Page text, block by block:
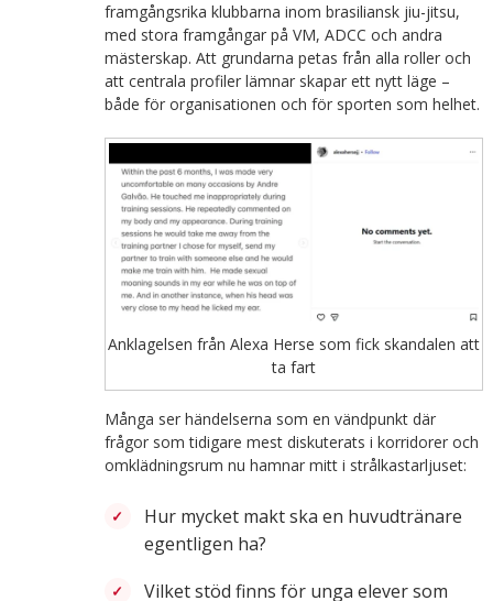
framgångsrika klubbarna inom brasiliansk jiu-jitsu,
med stora framgångar på VM, ADCC och andra
mästerskap. Att grundarna petas från alla roller och
att centrala profiler lämnar skapar ett nytt läge –
både för organisationen och för sporten som helhet.
Anklagelsen från Alexa Herse som fick skandalen att
ta fart
Många ser händelserna som en vändpunkt där
frågor som tidigare mest diskuterats i korridorer och
omklädningsrum nu hamnar mitt i strålkastarljuset:
Hur mycket makt ska en huvudtränare
egentligen ha?
Vilket stöd finns för unga elever som